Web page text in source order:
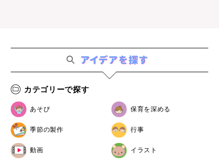
カテゴリーで探す
あそび 保育を深める
季節の製作 行事
動画 イラスト